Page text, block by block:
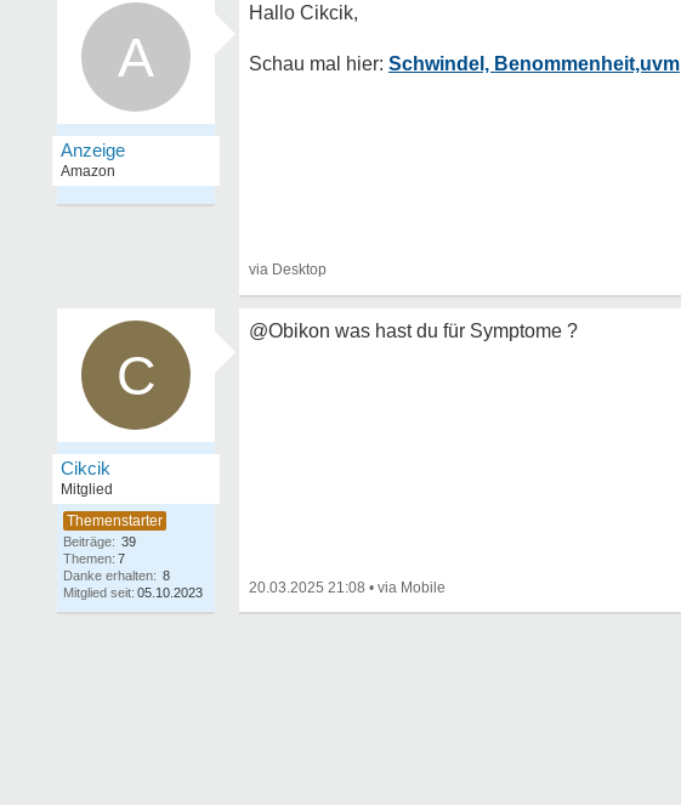
A Schwindel, Benommenheit,uvm
C
Cikcik
Mitglied
Beiträge: 39
Themen: 7
Danke erhalten: 8
Mitglied seit: 05.10.2023
@Obikon was hast du für Symptome ?
20.03.2025 21:08 •